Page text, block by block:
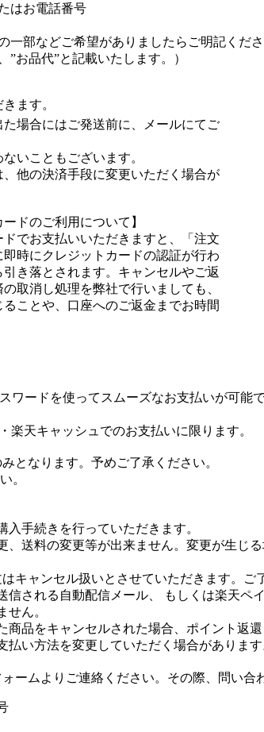
はお電話番号
部などご希望がありましたらご明記くださ
お品代”と記載いたします。）
ます。
場合にはご発送前に、メールにてご
いこともございます。
他の決済手段に変更いただく場合が
ドのご利用について】
でお支払いいただきますと、「注文
時にクレジットカードの認証が行わ
き落とされます。キャンセルやご返
取消し処理を弊社で行いましても、
ことや、口座へのご返金までお時間
ワードを使ってスムーズなお支払いが可
天キャッシュでのお支払いに限ります。
となります。予めご了承ください。
。
手続きを行っていただきます。
、送料の変更等が出来ません。変更が生じ
キャンセル扱いとさせていただきます。ご
される自動配信メール、 もしくは楽天ペ
せん。
品をキャンセルされた場合、ポイント返
い方法を変更していただく場合がありま
ームよりご連絡ください。その際、問い合